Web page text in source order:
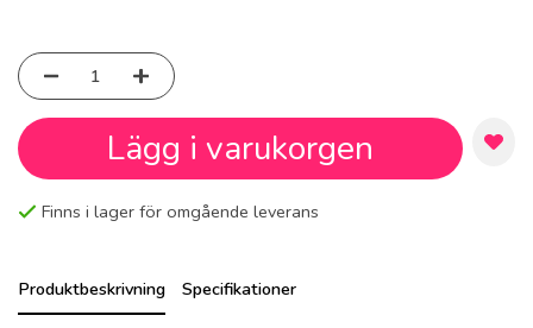
Lägg i varukorgen
Finns i lager för omgående leverans
Produktbeskrivning Specifikationer